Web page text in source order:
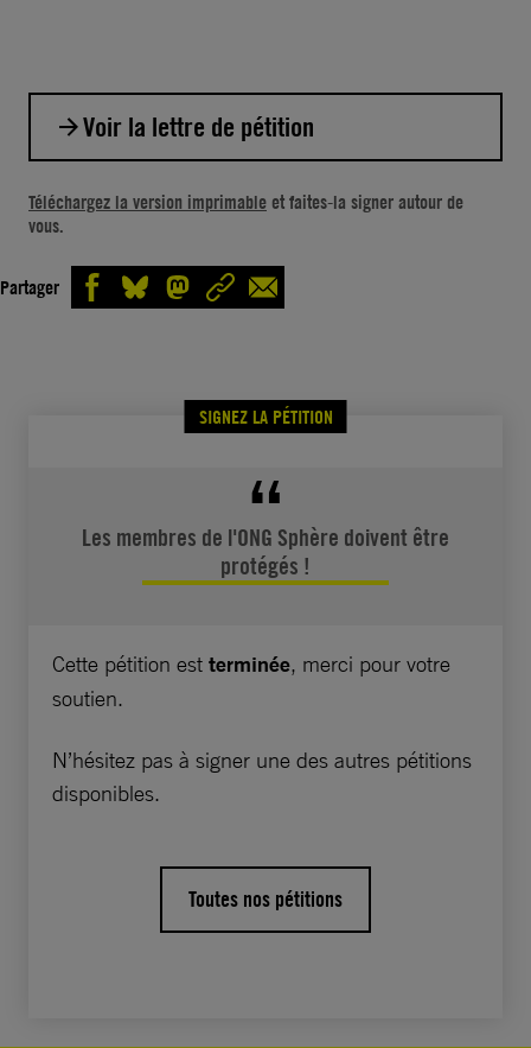
Voir la lettre de pétition
organisations de défense des droits des
femmes et des personnes LGBTI en Ukraine,
À chaque incident, les fondatrices de Sphère
Ukraine, les auteurs de ces attaques jouissent
incidents subis par l’organisation depuis 2017,
seulement trois ont fait l’objet d’une enquête
l’inaction de la police, les membres de Sphère
et leurs sympathisantes et sympathisants
vivent dans un état de peur permanente.
Monsieur le Ministre, nous vous demandons
• prendre toutes les mesures nécessaires pour
que les auteurs des attaques contre l’ONG
Téléchargez la version imprimable et faites-la signer autour de
vous.
Partager
SIGNEZ LA PÉTITION
Les membres de l'ONG Sphère doivent être
protégés !
Cette pétition est terminée, merci pour votre
soutien.
N’hésitez pas à signer une des autres pétitions
disponibles.
Toutes nos pétitions